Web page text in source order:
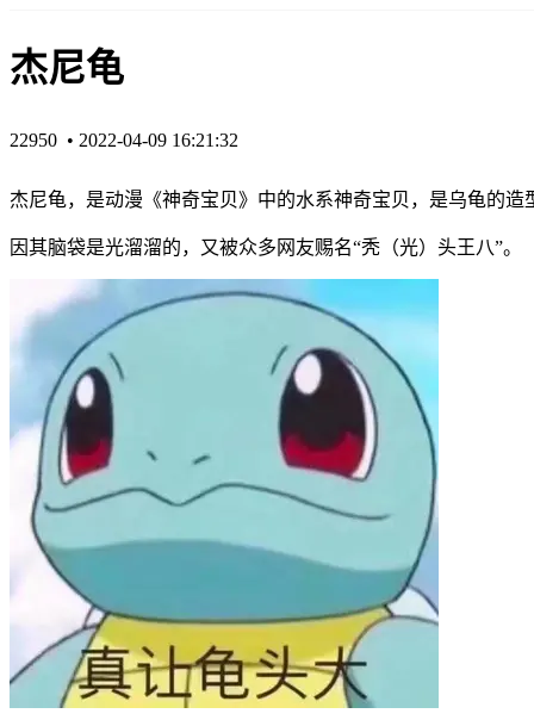
杰尼龟
22950 • 2022-04-09 16:21:32
杰尼龟，是动漫《神奇宝贝》中的水系神奇宝贝，是乌龟的造
因其脑袋是光溜溜的‌‌‌‌‌‌‌，又被众多网友赐名“秃（光）头王八”。